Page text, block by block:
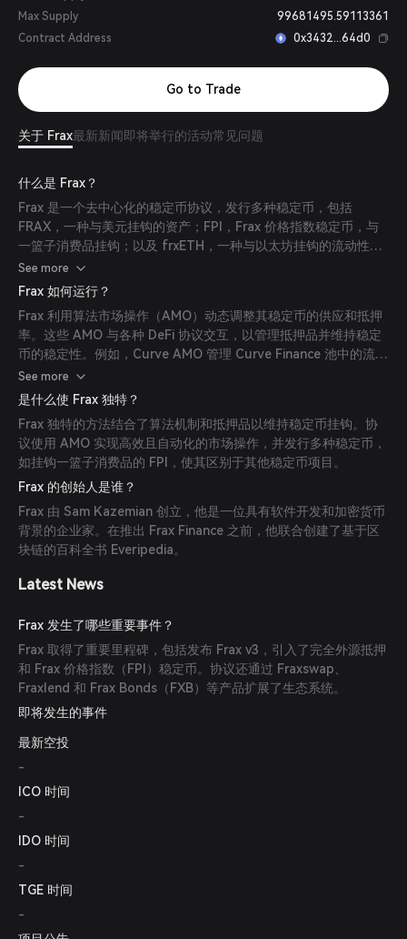
Max Supply
99681495.59113361
Contract Address
0x3432...64d0
Go to Trade
关于 Frax最新新闻即将举行的活动常见问题
什么是 Frax？
Frax 是一个去中心化的稳定币协议，发行多种稳定币，包括
FRAX，一种与美元挂钩的资产；FPI，Frax 价格指数稳定币，与
一篮子消费品挂钩；以及 frxETH，一种与以太坊挂钩的流动性质
押衍生代币。该协议旨在通过结合算法机制和抵押品来提供可扩展
且去中心化的稳定币。
See more
Frax 如何运行？
Frax 利用算法市场操作（AMO）动态调整其稳定币的供应和抵押
率。这些 AMO 与各种 DeFi 协议交互，以管理抵押品并维持稳定
币的稳定性。例如，Curve AMO 管理 Curve Finance 池中的流动
性以稳定 FRAX 挂钩。
See more
是什么使 Frax 独特？
Frax 独特的方法结合了算法机制和抵押品以维持稳定币挂钩。协
议使用 AMO 实现高效且自动化的市场操作，并发行多种稳定币，
如挂钩一篮子消费品的 FPI，使其区别于其他稳定币项目。
Frax 的创始人是谁？
Frax 由 Sam Kazemian 创立，他是一位具有软件开发和加密货币
背景的企业家。在推出 Frax Finance 之前，他联合创建了基于区
块链的百科全书 Everipedia。
Latest News
Frax 发生了哪些重要事件？
Frax 取得了重要里程碑，包括发布 Frax v3，引入了完全外源抵押
和 Frax 价格指数（FPI）稳定币。协议还通过 Fraxswap、
Fraxlend 和 Frax Bonds（FXB）等产品扩展了生态系统。
即将发生的事件
最新空投
-
ICO 时间
-
IDO 时间
-
TGE 时间
-